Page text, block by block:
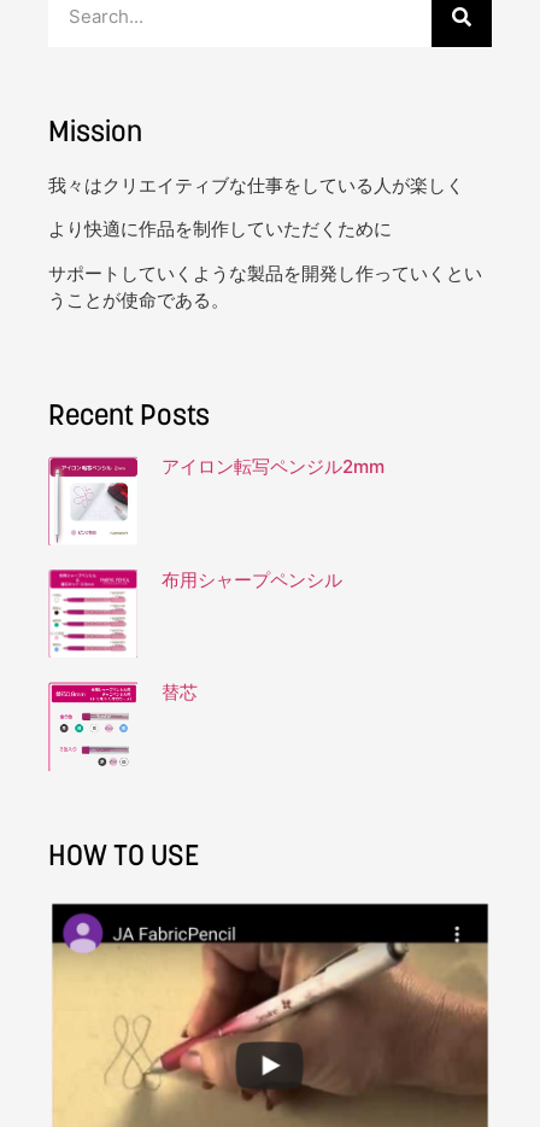
Mission
我々はクリエイティブな仕事をしている人が楽しく
より快適に作品を制作していただくために
サポートしていくような製品を開発し作っていくとい
うことが使命である。
Recent Posts
アイロン転写ペンジル2mm
布用シャープペンシル
替芯
HOW TO USE